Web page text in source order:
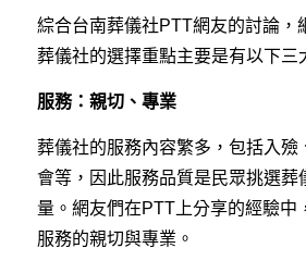
綜合台南葬儀社PTT網友的討論，
葬儀社的選擇重點主要是有以下三
服務：親切、專業
葬儀社的服務內容繁多，包括入殮
會等，因此服務品質是民眾挑選葬
量。網友們在PTT上分享的經驗中
服務的親切與專業。